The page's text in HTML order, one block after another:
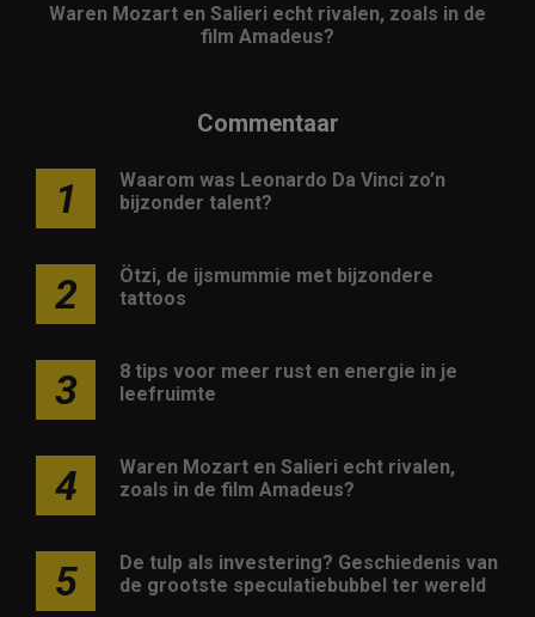
Waren Mozart en Salieri echt rivalen, zoals in de
film Amadeus?
Commentaar
1
Waarom was Leonardo Da Vinci zo’n
bijzonder talent?
2
Ötzi, de ijsmummie met bijzondere
tattoos
3
8 tips voor meer rust en energie in je
leefruimte
4
Waren Mozart en Salieri echt rivalen,
zoals in de film Amadeus?
5
De tulp als investering? Geschiedenis van
de grootste speculatiebubbel ter wereld